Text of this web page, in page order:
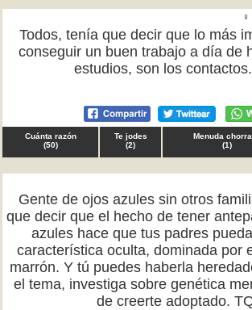
♀
Todos, tenía que decir que lo más
conseguir un buen trabajo a día de
estudios, son los
Cuánta razón
(50)
Te jodes
(2)
Menuda
(1)
Gente de ojos azules sin otros
que decir que el hecho de tener
azules hace que tus padres
característica oculta, dominada por
marrón. Y tú puedes haberla
el tema, investiga sobre genética
de creerte adoptado.